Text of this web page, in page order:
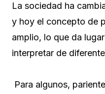
La sociedad ha
y hoy el concepto de
amplio, lo que da
interpretar de
Para algunos,